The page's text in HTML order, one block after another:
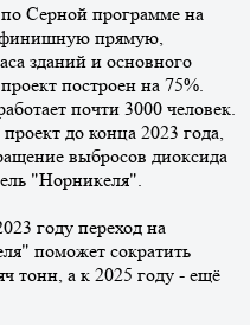
Серной программе на
прямую,
зданий и основного
построен на 75%.
почти 3000 человек.
до конца 2023 года,
выбросов диоксида
"Норникеля".
году переход на
поможет сократить
тонн, а к 2025 году - ещё